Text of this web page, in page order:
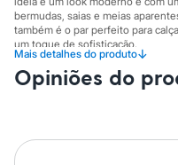
Pijamas
Sutiãs e Tops
Moda praia
Biquínis
Maiôs
Saídas de praia
Blusas e Camisetas
Calças
bermudas, saias e meias
também é o par perfeito para
um toque de sofisticação.
A gente se encontra na C&A! ❤
Salto: 2 cm
Mais detalhes do produto↓
Material: 100%
Opiniões do